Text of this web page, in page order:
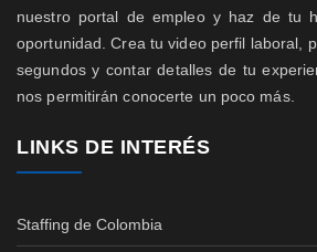
nuestro portal de empleo y haz de tu
oportunidad. Crea tu video perfil laboral,
segundos y contar detalles de tu
nos permitirán conocerte un poco más.
LINKS DE INTERÉS
Staffing de Colombia